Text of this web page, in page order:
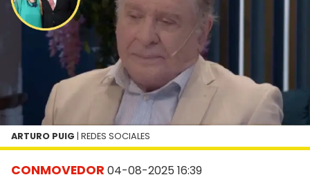
CONMOVEDOR 04-08-2025 16:39
ARTURO PUIG | REDES SOCIALES